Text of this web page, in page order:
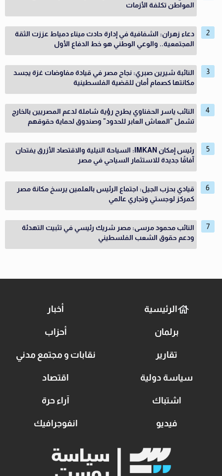
المواطن تكلفة الأزمات
دعاء زهران: الشفافية في إدارة حادث ميناء دمياط عززت الثقة
المجتمعية.. والوعي الوطني هو خط الدفاع الأول
النائبة شيرين صبري: نجاح مصر في قيادة مفاوضات غزة يجسد
مكانتها كصمام أمان للقضية الفلسطينية
النائب ياسر الحفناوي يطرح رؤية شاملة لدعم المصريين بالخارج
تشمل "المعاش العابر للحدود" وصندوق لحماية حقوقهم
رئيس إمكان IMKAN: السياحة النيلية والاقتصاد الأزرق يفتحان
آفاقًا جديدة للاستثمار السياحي في مصر
قيادي بحزب الجيل: اجتماع الرئيس بالعلمين يرسخ مكانة مصر
كمركز لوجستي وتجاري عالمي
النائب محمود مرسى: مصر شريك رئيسي في تثبيت التهدئة
ودعم حقوق الشعب الفلسطيني
الرئيسية أخبار
برلمان أحزاب
تقارير نقابات و مجتمع مدني
سياسة دولية اقتصاد
اشتباك آراء حرة
فيديو انفوجرافيك